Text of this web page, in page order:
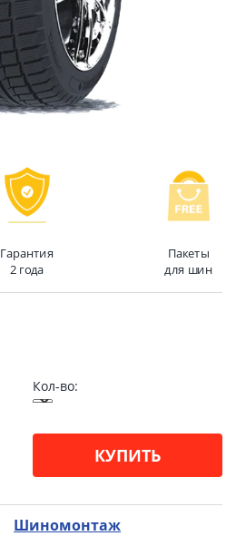
Гарантия
2 года
Пакеты
для шин
Кол-во:
КУПИТЬ
Шиномонтаж